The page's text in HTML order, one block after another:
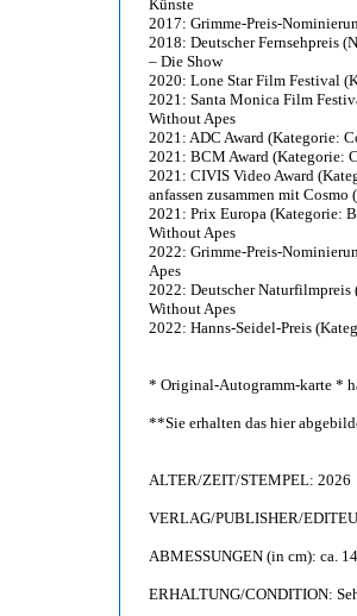
Künste
2017: Grimme-Preis-
2018: Deutscher Fernsehpreis
– Die Show
2020: Lone Star Film Festival
2021: Santa Monica Film
Without Apes
2021: ADC Award (Kategorie:
2021: BCM Award (Kategorie:
2021: CIVIS Video Award
anfassen zusammen mit Cosmo
2021: Prix Europa (Kategorie:
Without Apes
2022: Grimme-Preis-
Apes
2022: Deutscher Naturfilmpreis
Without Apes
2022: Hanns-Seidel-Preis
* Original-Autogramm-karte *
**Sie erhalten das hier
ALTER/ZEIT/STEMPEL: 2026
VERLAG/PUBLISHER/
ABMESSUNGEN (in cm): ca.
ERHALTUNG/CONDITION: